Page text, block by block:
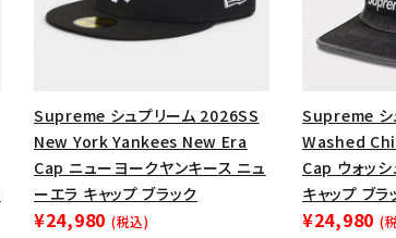
Supreme シュプリーム 2026SS
New York Yankees New Era
Cap ニューヨークヤンキース ニュ
ーエラ キャップ ブラック
¥24,980 (税込)
Supreme シ
Washed
Cap ウォッシ
キャップ ブラ
¥24,980 (